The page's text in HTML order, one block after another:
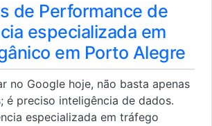
de Performance de
especializada em
em Porto Alegre
no Google hoje, não basta apenas
é preciso inteligência de dados.
especializada em tráfego